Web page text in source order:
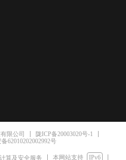
限公司
陇ICP备20003020号-1
62010202002992号
算及安全服务 本网站支持 IPv6